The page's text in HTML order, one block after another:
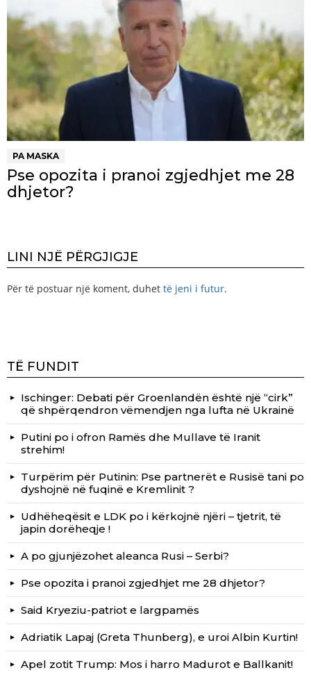
PA MASKA
Pse opozita i pranoi zgjedhjet me 28
dhjetor?
LINI NJË PËRGJIGJE
Për të postuar një koment, duhet të jeni i futur.
TË FUNDIT
Ischinger: Debati për Groenlandën është një “cirk”
që shpërqendron vëmendjen nga lufta në Ukrainë
Putini po i ofron Ramës dhe Mullave të Iranit
strehim!
Turpërim për Putinin: Pse partnerët e Rusisë tani po
dyshojnë në fuqinë e Kremlinit ?
Udhëheqësit e LDK po i kërkojnë njëri – tjetrit, të
japin dorëheqje !
A po gjunjëzohet aleanca Rusi – Serbi?
Pse opozita i pranoi zgjedhjet me 28 dhjetor?
Said Kryeziu-patriot e largpamës
Adriatik Lapaj (Greta Thunberg), e uroi Albin Kurtin!
Apel zotit Trump: Mos i harro Madurot e Ballkanit!